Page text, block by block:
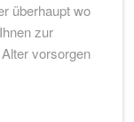
überhaupt wo
zur
vorsorgen